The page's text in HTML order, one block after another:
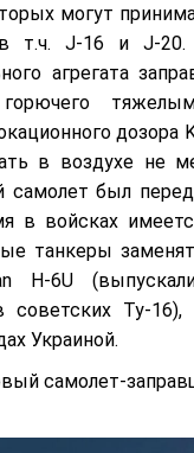
могут
т.ч. J-16 и J-20.
агрегата
дозора
в воздухе не
самолет был
в войсках
танкеры
H-6U
советских Ту-
Украиной.
самолет-